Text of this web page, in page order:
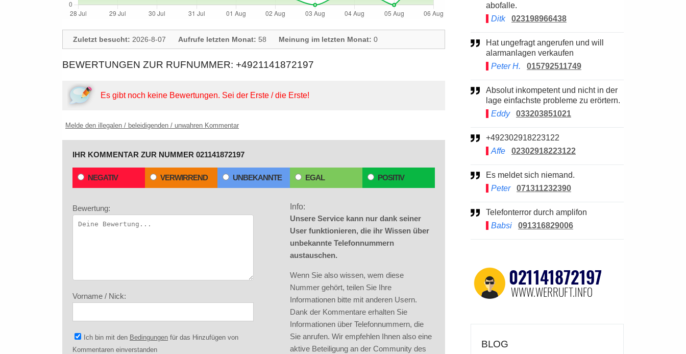
Zuletzt besucht: 2026-8-07 Aufrufe letzten Monat: 58 Meinung im letzten Monat: 0
BEWERTUNGEN ZUR RUFNUMMER: +4921141872197
Es gibt noch keine Bewertungen. Sei der Erste / die Erste!
Melde den illegalen / beleidigenden / unwahren Kommentar
IHR KOMMENTAR ZUR NUMMER 021141872197
NEGATIV VERWIRREND UNBEKANNTE EGAL POSITIV
Bewertung:
Vorname / Nick:
Ich bin mit den Bedingungen für das Hinzufügen von
Kommentaren einverstanden
Info:
Unsere Service kann nur dank seiner
User funktionieren, die ihr Wissen über
unbekannte Telefonnummern
austauschen.
Wenn Sie also wissen, wem diese
Nummer gehört, teilen Sie Ihre
Informationen bitte mit anderen Usern.
Dank der Kommentare erhalten Sie
Informationen über Telefonnummern, die
Sie anrufen. Wir empfehlen Ihnen also eine
aktive Beteiligung an der Community des
abofalle.
Ditk
023198966438
Hat ungefragt angerufen und will
alarmanlagen verkaufen
Peter H.
015792511749
Absolut inkompetent und nicht in der
lage einfachste probleme zu erörtern.
Eddy
033203851021
+492302918223122
Affe
02302918223122
Es meldet sich niemand.
Peter
071311232390
Telefonterror durch amplifon
Babsi
091316829006
BLOG